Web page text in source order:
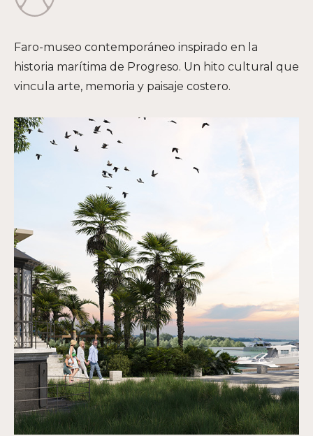
Faro-museo contemporáneo inspirado en la
historia marítima de Progreso. Un hito cultural que
vincula arte, memoria y paisaje costero.